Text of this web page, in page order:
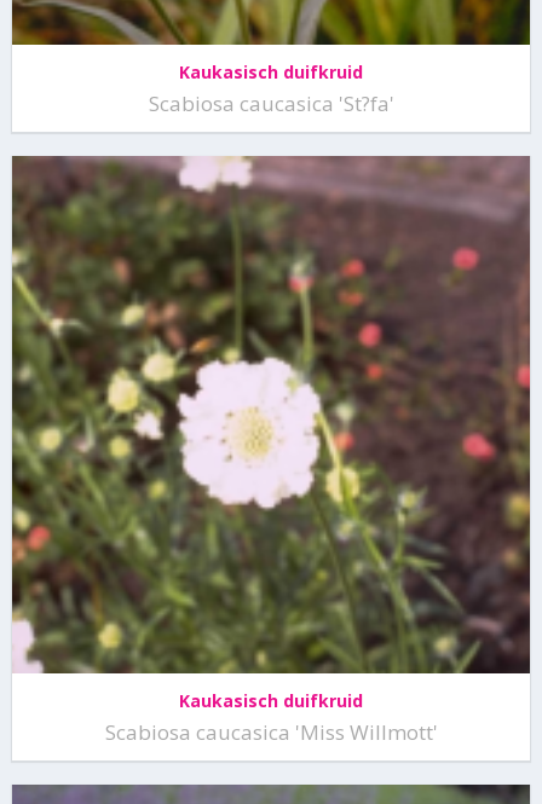
Kaukasisch duifkruid
Scabiosa caucasica 'St?fa'
Kaukasisch duifkruid
Scabiosa caucasica 'Miss Willmott'